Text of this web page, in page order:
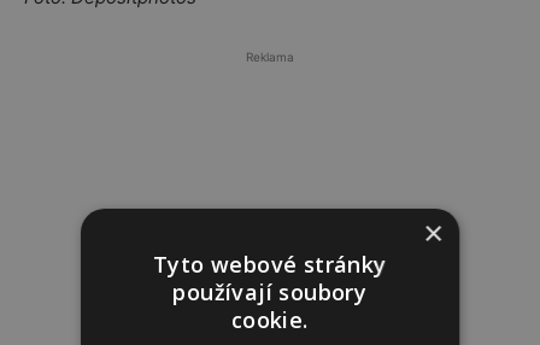
Reklama
×
Tyto webové stránky
používají soubory
cookie.